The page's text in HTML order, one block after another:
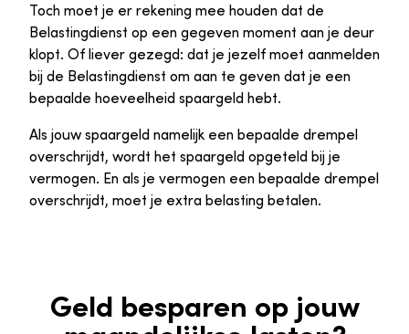
Toch moet je er rekening mee houden dat de
Belastingdienst op een gegeven moment aan je deur
klopt. Of liever gezegd: dat je jezelf moet aanmelden
bij de Belastingdienst om aan te geven dat je een
bepaalde hoeveelheid spaargeld hebt.
Als jouw spaargeld namelijk een bepaalde drempel
overschrijdt, wordt het spaargeld opgeteld bij je
vermogen. En als je vermogen een bepaalde drempel
overschrijdt, moet je extra belasting betalen.
Geld besparen op jouw